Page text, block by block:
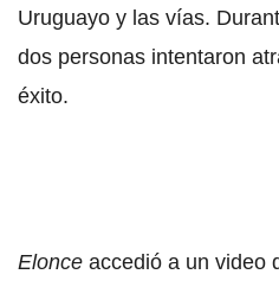
Uruguayo y las vías.
dos personas intentaron
éxito.
Elonce accedió a un video